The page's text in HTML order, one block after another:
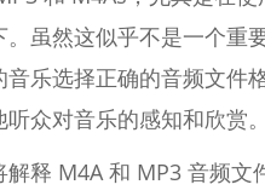
。虽然这似乎不是一个重
音乐选择正确的音频文件
众对音乐的感知和欣赏。
解释 M4A 和 MP3 音频文